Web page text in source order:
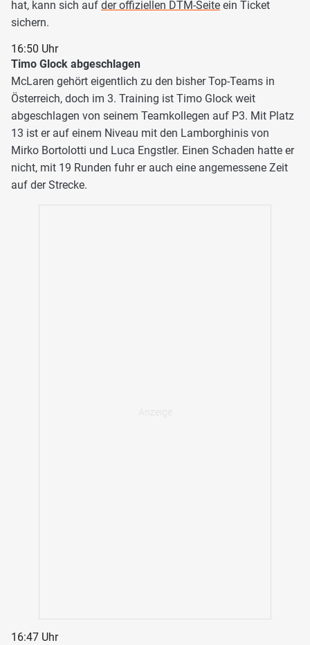
hat, kann sich auf der offiziellen DTM-Seite ein Ticket
sichern.
16:50 Uhr
Timo Glock abgeschlagen
McLaren gehört eigentlich zu den bisher Top-Teams in
Österreich, doch im 3. Training ist Timo Glock weit
abgeschlagen von seinem Teamkollegen auf P3. Mit Platz
13 ist er auf einem Niveau mit den Lamborghinis von
Mirko Bortolotti und Luca Engstler. Einen Schaden hatte er
nicht, mit 19 Runden fuhr er auch eine angemessene Zeit
auf der Strecke.
16:47 Uhr